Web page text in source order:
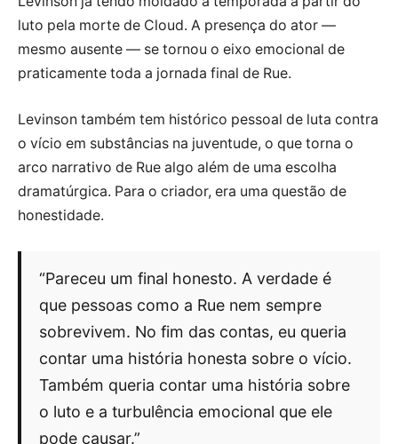
luto pela morte de Cloud. A presença do ator —
mesmo ausente — se tornou o eixo emocional de
praticamente toda a jornada final de Rue.
Levinson também tem histórico pessoal de luta contra
o vício em substâncias na juventude, o que torna o
arco narrativo de Rue algo além de uma escolha
dramatúrgica. Para o criador, era uma questão de
honestidade.
“Pareceu um final honesto. A verdade é
que pessoas como a Rue nem sempre
sobrevivem. No fim das contas, eu queria
contar uma história honesta sobre o vício.
Também queria contar uma história sobre
o luto e a turbulência emocional que ele
pode causar.”